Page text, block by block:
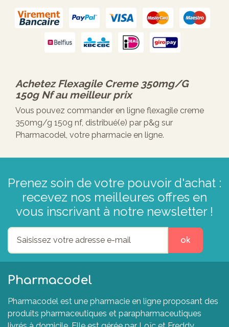
AchetezFlexagile Creme 350mg/g
150g Nfau meilleur prix
Vous pouvez commander en ligne flexagile creme
350mg/g 150g nf, distribué(e) par p&g sur
Pharmacodel, votre pharmacie en ligne.
Prenez soin de votre pouvoir d'achat :
recevez nos meilleures offres en
vous inscrivant à notre newsletter !
ok
Pharmacodel
Pharmacodel est une pharmacie en ligne proposant des
produits pharmaceutiques et parapharmaceutiques